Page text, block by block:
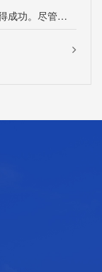
一个精心调整的营销策略可以让你的品牌获得成功。尽管制定营销策略的原则保持不变，但···